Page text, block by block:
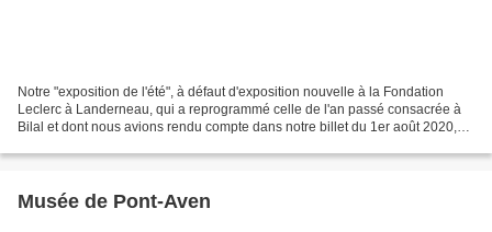
Notre "exposition de l'été", à défaut d'exposition nouvelle à la Fondation
Leclerc à Landerneau, qui a reprogrammé celle de l'an passé consacrée à
Bilal et dont nous avions rendu compte dans notre billet du 1er août 2020,
Musée de Pont-Aven